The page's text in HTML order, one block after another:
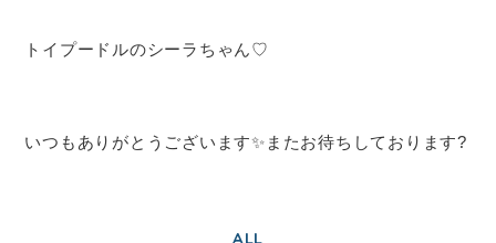
トイプードルのシーラちゃん♡
いつもありがとうございます✨またお待ちしております?
ALL